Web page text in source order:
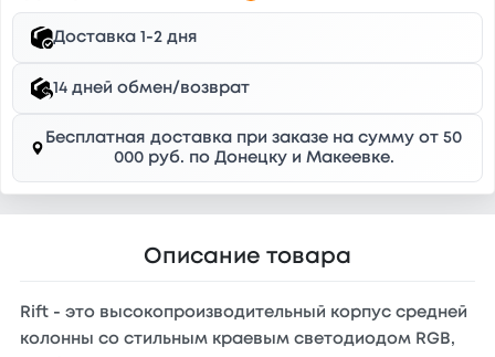
Доставка 1-2 дня
14 дней обмен/возврат
Бесплатная доставка при заказе на сумму от 50
000 руб. по Донецку и Макеевке.
Описание товара
Rift - это высокопроизводительный корпус средней
колонны со стильным краевым светодиодом RGB,